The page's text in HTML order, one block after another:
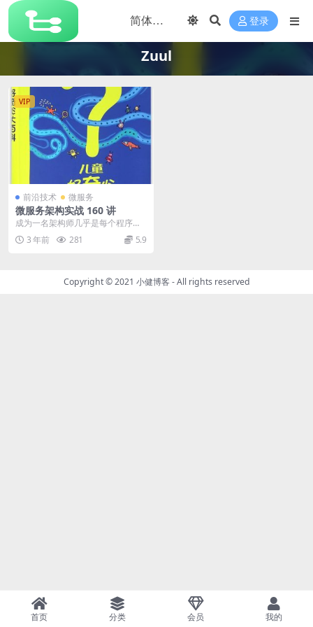
登录
Zuul
VIP
前沿技术 微服务
微服务架构实战 160 讲
成为一名架构师几乎是每个程序员
的梦想。而微服务架构则是当今架
构领域最受关注的话题...
3 年前 281 5.9
Copyright © 2021 小健博客 - All rights reserved
首页 分类 会员 我的